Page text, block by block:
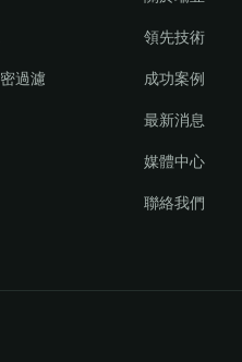
過濾
領先技術
成功案例
最新消息
媒體中心
聯絡我們